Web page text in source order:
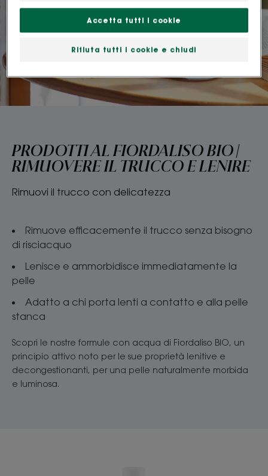
PRODOTTI AL FIORDALISO BIO |
RIMUOVERE IL TRUCCO E LENIRE
Rimuovi il trucco con delicatezza
Rimuove efficacemente il trucco senza bisogno
di risciacquo
Lenisce e ammorbidisce immediatamente la
pelle
Adatto a chi porta lenti a contatto e alla pelle
stanca
Scopri le nostre formule con acqua di Fiordaliso BIO, un
principio attivo noto per le sue proprietà lenitive e
decongestionanti, per una pelle naturalmente morbida
e luminosa.
Rifiuta tutti i cookie e chiudi
Accetta tutti i cookie